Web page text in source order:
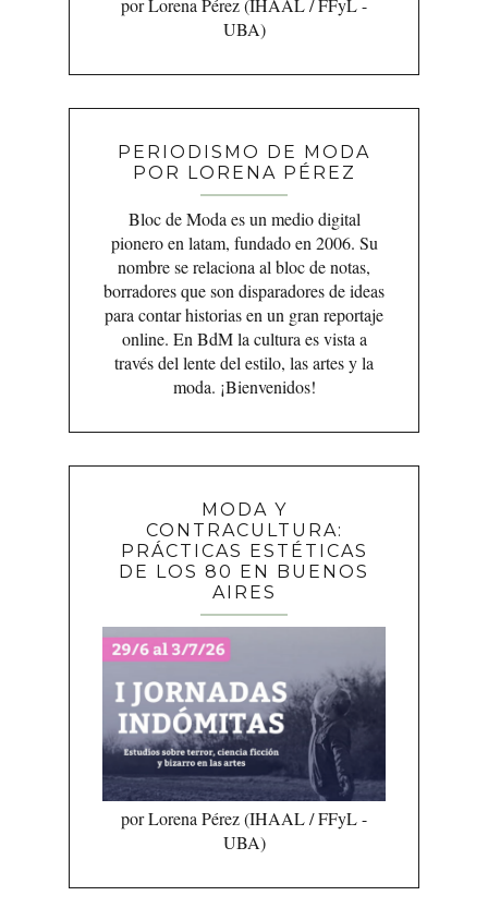
por Lorena Pérez (IHAAL / FFyL -
UBA)
PERIODISMO DE MODA
POR LORENA PÉREZ
Bloc de Moda es un medio digital
pionero en latam, fundado en 2006. Su
nombre se relaciona al bloc de notas,
borradores que son disparadores de ideas
para contar historias en un gran reportaje
online. En BdM la cultura es vista a
través del lente del estilo, las artes y la
moda. ¡Bienvenidos!
MODA Y
CONTRACULTURA:
PRÁCTICAS ESTÉTICAS
DE LOS 80 EN BUENOS
AIRES
por Lorena Pérez (IHAAL / FFyL -
UBA)